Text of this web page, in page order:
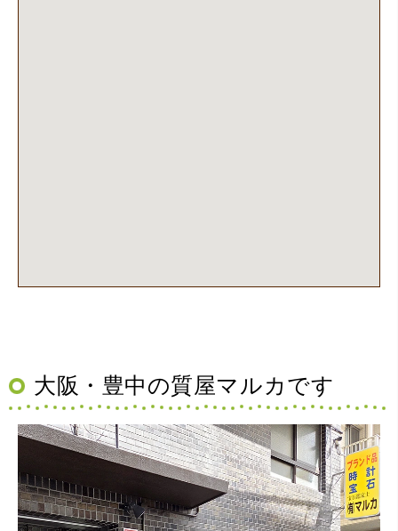
大阪・豊中の質屋マルカです